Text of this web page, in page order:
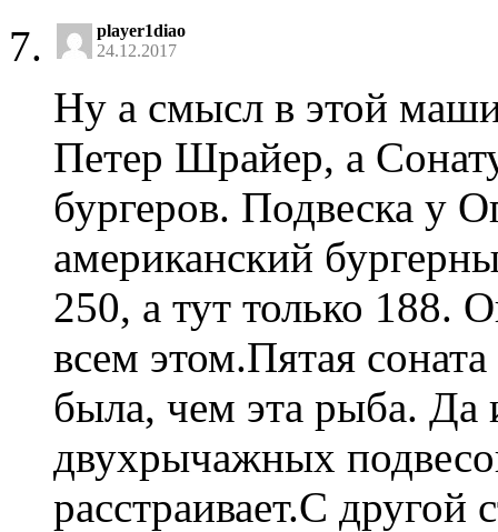
player1diao
24.12.2017
Ну а смысл в этой
Петер Шрайер, а
бургеров. Подвеска у
американский
250, а тут только 188.
всем этом.Пятая
была, чем эта рыба. Да
двухрычажных
расстраивает.С